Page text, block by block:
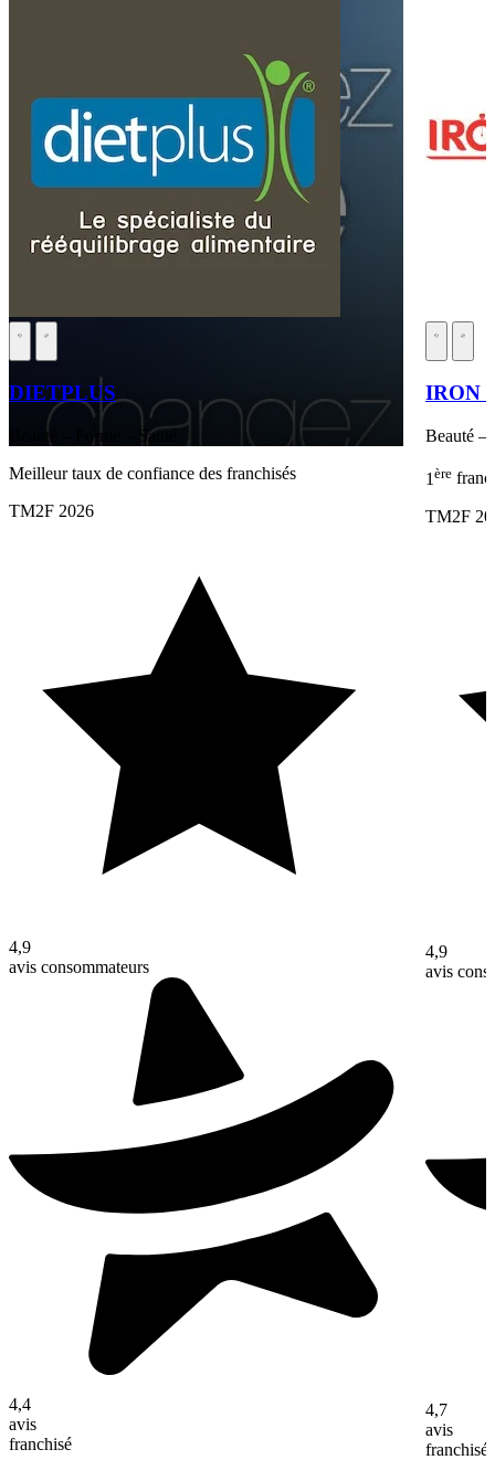
DIETPLUS
Beauté – Forme – Santé
Meilleur taux de confiance des franchisés
TM2F 2026
4,9
avis consommateurs
4,4
avis
franchisé
IRON
Beauté –
1 ère
TM2F
4,9
avis
4,7
avis
franchisé